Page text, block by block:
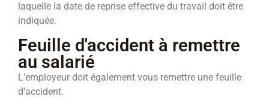
laquelle la date de reprise effective du travail doit être
indiquée.
Feuille d'accident à remettre
au salarié
L’employeur doit également vous remettre une feuille
d’accident.